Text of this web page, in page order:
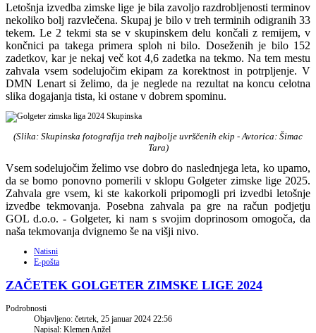
Letošnja izvedba zimske lige je bila zavoljo razdrobljenosti terminov
nekoliko bolj razvlečena. Skupaj je bilo v treh terminih odigranih 33
tekem. Le 2 tekmi sta se v skupinskem delu končali z remijem, v
končnici pa takega primera sploh ni bilo. Doseženih je bilo 152
zadetkov, kar je nekaj več kot 4,6 zadetka na tekmo. Na tem mestu
zahvala vsem sodelujočim ekipam za korektnost in potrpljenje. V
DMN Lenart si želimo, da je neglede na rezultat na koncu celotna
slika dogajanja tista, ki ostane v dobrem spominu.
(Slika: Skupinska fotografija treh najbolje uvrščenih ekip - Avtorica: Šimac
Tara)
Vsem sodelujočim želimo vse dobro do naslednjega leta, ko upamo,
da se bomo ponovno pomerili v sklopu Golgeter zimske lige 2025.
Zahvala gre vsem, ki ste kakorkoli pripomogli pri izvedbi letošnje
izvedbe tekmovanja. Posebna zahvala pa gre na račun podjetju
GOL d.o.o. - Golgeter, ki nam s svojim doprinosom omogoča, da
naša tekmovanja dvignemo še na višji nivo.
Natisni
E-pošta
ZAČETEK GOLGETER ZIMSKE LIGE 2024
Podrobnosti
Objavljeno: četrtek, 25 januar 2024 22:56
Napisal: Klemen Anžel